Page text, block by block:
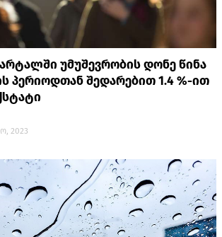
უმუშევრობის დონე წინა
პერიოდთან შედარებით 1.4 %-ით
2023